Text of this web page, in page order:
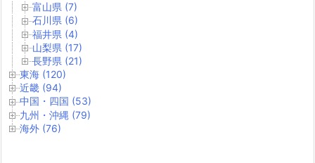
富山県 (7)
石川県 (6)
福井県 (4)
山梨県 (17)
長野県 (21)
東海 (120)
近畿 (94)
中国・四国 (53)
九州・沖縄 (79)
海外 (76)